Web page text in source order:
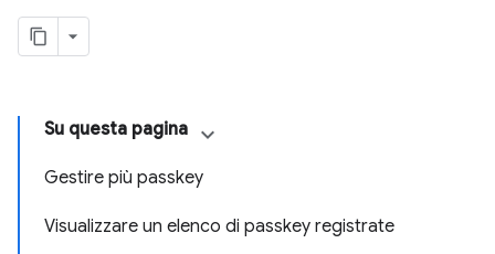
Su questa pagina
Gestire più passkey
Visualizzare un elenco di passkey registrate